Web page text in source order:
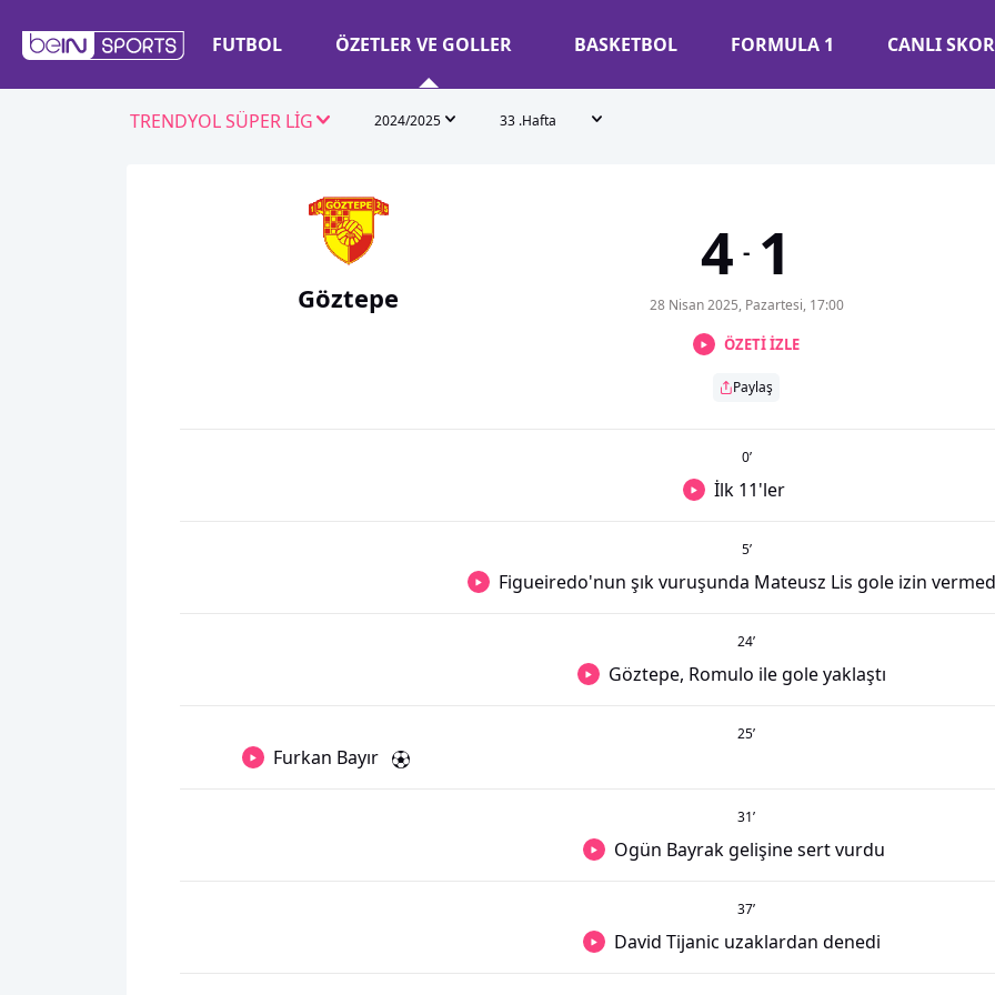
FUTBOL ÖZETLER VE GOLLER BASKETBOL FORMULA 1 CANLI SKOR
TRENDYOL SÜPER LİG 2024/2025 33 .Hafta
Göztepe
4 - 1
28 Nisan 2025, Pazartesi, 17:00
ÖZETİ İZLE
Paylaş
0’
İlk 11'ler
5’
Figueiredo'nun şık vuruşunda Mateusz Lis gole izin
24’
Göztepe, Romulo ile gole yaklaştı
25’
Furkan Bayır
31’
Ogün Bayrak gelişine sert vurdu
37’
David Tijanic uzaklardan denedi